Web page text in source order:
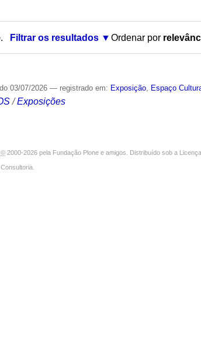
Filtrar os resultados Ordenar por
03/07/2026— registrado em: Exposição Espaço
/Exposições
© 2000-2026 pela Fundação Plone e amigos. Distribuído sob a